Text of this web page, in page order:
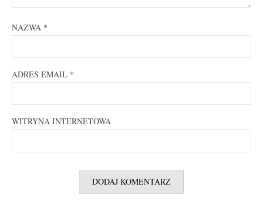
NAZWA *
ADRES EMAIL *
WITRYNA INTERNETOWA